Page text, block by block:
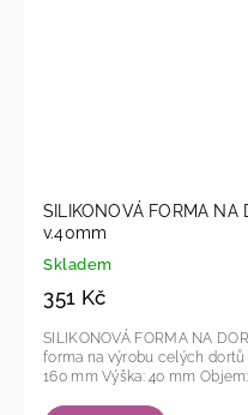
SILIKONOVÁ FORMA
v.40mm
Skladem
351 Kč
SILIKONOVÁ FORMA NA DORT -
forma na výrobu celých dortů i v kladů.
160 mm Výška: